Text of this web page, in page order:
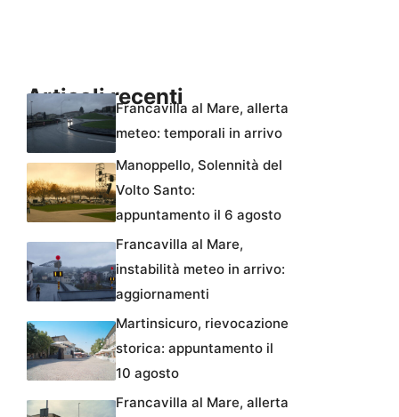
Articoli recentiFrancavilla al Mare, allerta
meteo: temporali in arrivo
Manoppello, Solennità del
Volto Santo:
appuntamento il 6 agosto
Francavilla al Mare,
instabilità meteo in arrivo:
aggiornamenti
Martinsicuro, rievocazione
storica: appuntamento il
10 agosto
Francavilla al Mare, allerta